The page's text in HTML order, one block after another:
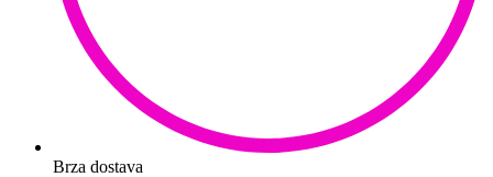
Brza dostava